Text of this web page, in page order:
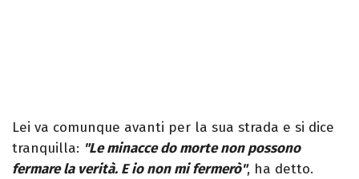
Lei va comunque avanti per la sua strada e si dice
tranquilla: "Le minacce do morte non possono
fermare la verità. E io non mi fermerò", ha detto.